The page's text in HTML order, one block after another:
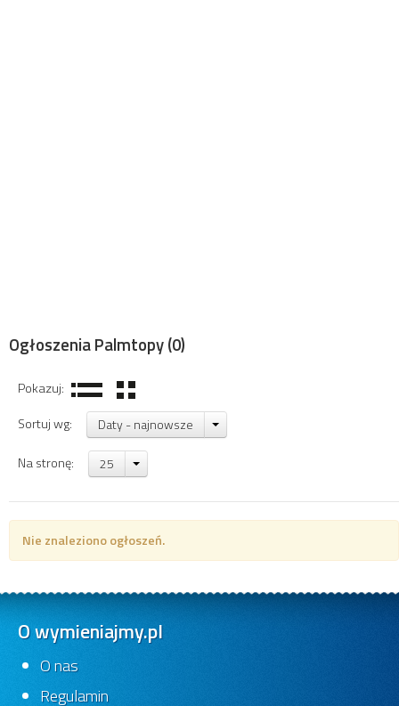
Ogłoszenia Palmtopy(0)
Pokazuj:
Sortuj wg:
Daty - najnowsze
Na stronę: 25
Nie znaleziono ogłoszeń.
O wymieniajmy.pl
O nas
Regulamin